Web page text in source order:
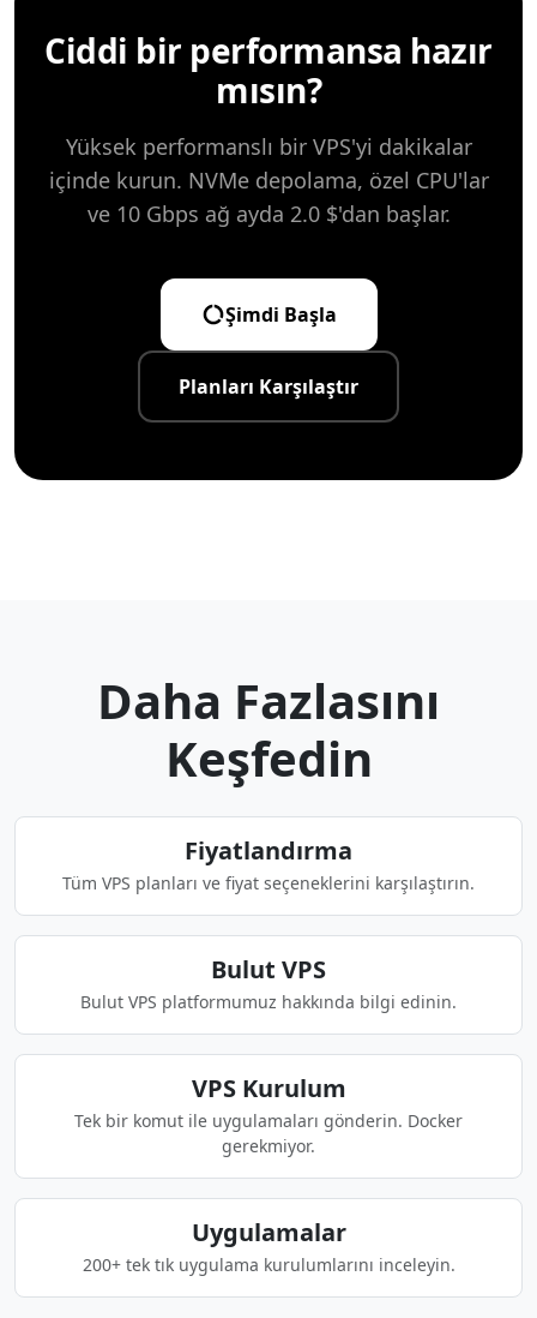
Ciddi bir performansa hazır
mısın?
Yüksek performanslı bir VPS'yi dakikalar
içinde kurun. NVMe depolama, özel CPU'lar
ve 10 Gbps ağ ayda 2.0 $'dan başlar.
Şimdi Başla
Planları Karşılaştır
Daha Fazlasını
Keşfedin
Fiyatlandırma
Tüm VPS planları ve fiyat seçeneklerini karşılaştırın.
Bulut VPS
Bulut VPS platformumuz hakkında bilgi edinin.
VPS Kurulum
Tek bir komut ile uygulamaları gönderin. Docker
gerekmiyor.
Uygulamalar
200+ tek tık uygulama kurulumlarını inceleyin.